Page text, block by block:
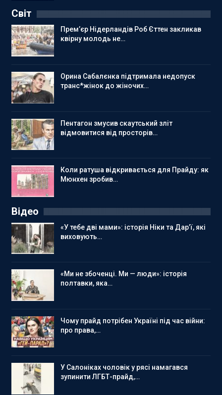
Світ
Прем’єр Нідерландів Роб Єттен закликав
квірну молодь не…
Орина Сабалєнка підтримала недопуск
транс*жінок до жіночих…
Пентагон змусив скаутський зліт
відмовитися від просторів…
Коли ратуша відкривається для Прайду: як
Мюнхен зробив…
Відео
«У тебе дві мами»: історія Ніки та Дар’ї, які
виховують…
«Ми не збоченці. Ми — люди»: історія
полтавки, яка…
Чому прайд потрібен Україні під час війни:
про права,…
У Салоніках чоловік у рясі намагався
зупинити ЛГБТ-прайд,…